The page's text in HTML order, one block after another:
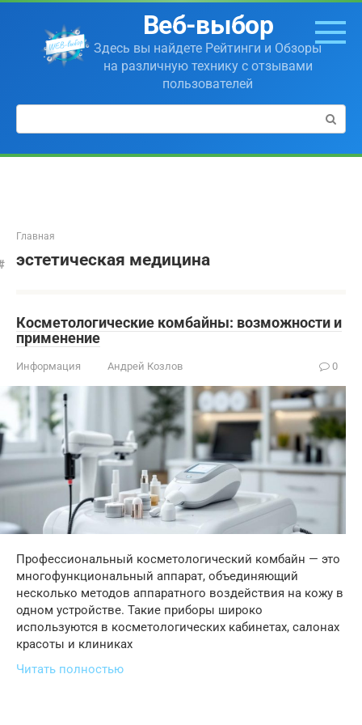
Перейти
контенту
Веб-выбор
Здесь вы найдете Рейтинги и Обзоры
на различную технику с отзывами
пользователей
Поиск:
Главная
эстетическая медицина
Косметологические комбайны: возможности и
применение
Информация Андрей Козлов 0
Профессиональный косметологический комбайн — это
многофункциональный аппарат, объединяющий
несколько методов аппаратного воздействия на кожу в
одном устройстве. Такие приборы широко
используются в косметологических кабинетах, салонах
красоты и клиниках
Читать полностью